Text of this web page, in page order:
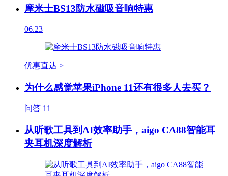
摩米士BS13防水磁吸音响特惠
06.23
优惠直达 >
为什么感觉苹果iPhone 11还有很多人去买？
问答 11
从听歌工具到AI效率助手，aigo CA88智能耳
夹耳机深度解析